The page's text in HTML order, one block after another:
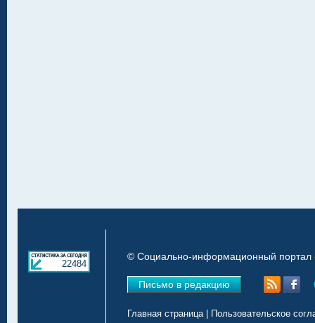
22484
© Социально-информационный портал
Письмо в редакцию
Главная страница| Пользовательское